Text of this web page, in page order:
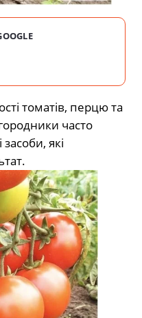
томатів, перцю та
часто
які